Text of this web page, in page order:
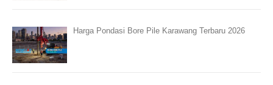
Harga Pondasi Bore Pile Karawang Terbaru 2026